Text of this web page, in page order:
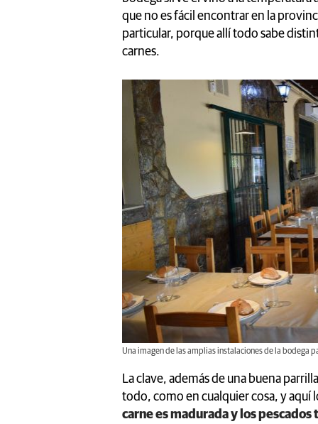
que no es fácil encontrar en la
particular, porque allí todo sabe
carnes.
Una imagen de las amplias instalaciones de la bodega
La clave, además de una buena
todo, como en cualquier cosa, y
carne es madurada y los